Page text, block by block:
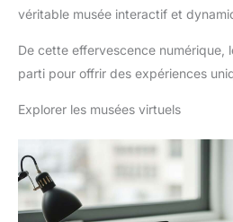
véritable musée interactif et
De cette effervescence numérique,
parti pour offrir des expériences
Explorer les musées virtuels